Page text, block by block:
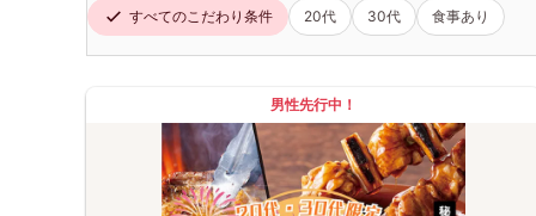
すべてのこだわり条件 20代 30代 食事あり
男性先行中！